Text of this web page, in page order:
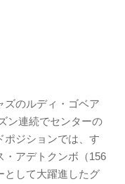
ズのルディ・ゴベア
ン連続でセンターの
ポジションでは、す
・アデトクンボ（156
として大躍進したグ